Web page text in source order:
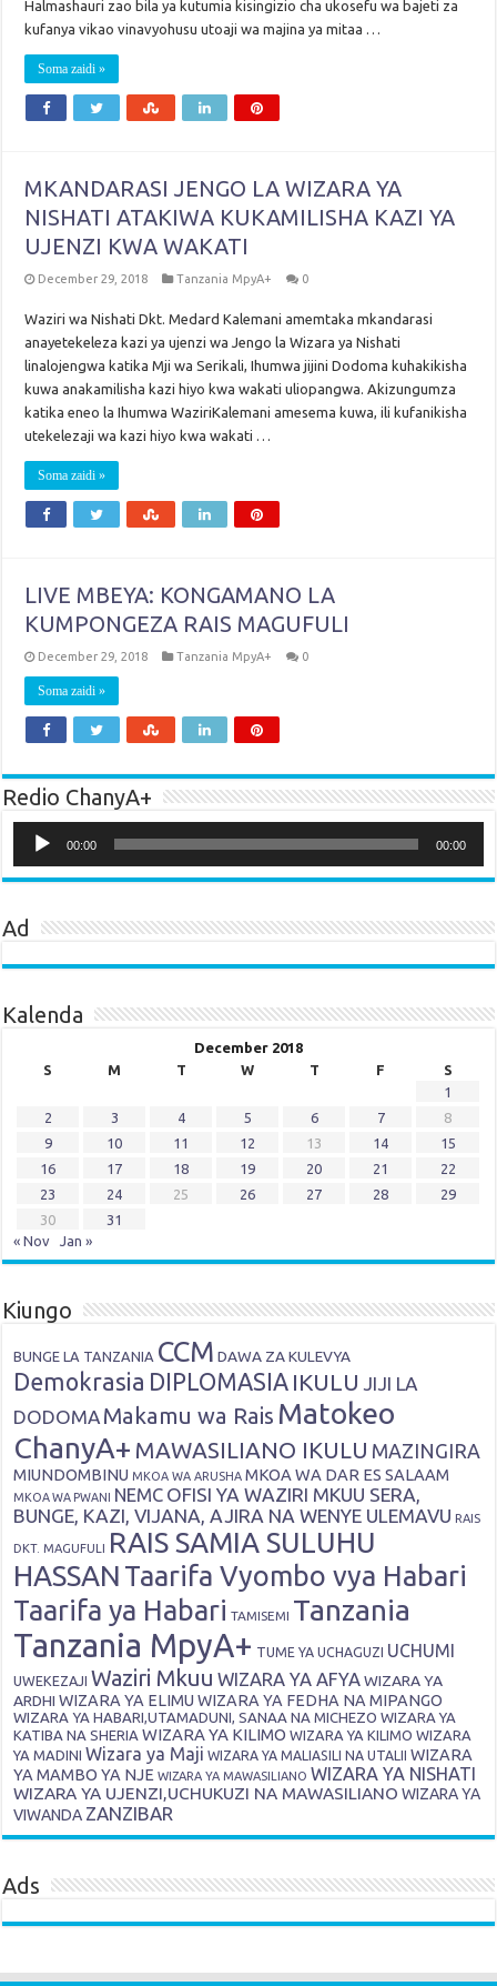
Halmashauri zao bila ya kutumia kisingizio cha ukosefu wa bajeti za
kufanya vikao vinavyohusu utoaji wa majina ya mitaa …
Soma zaidi »
MKANDARASI JENGO LA WIZARA YA
NISHATI ATAKIWA KUKAMILISHA KAZI YA
UJENZI KWA WAKATI
December 29, 2018 Tanzania MpyA+ 0
Waziri wa Nishati Dkt. Medard Kalemani amemtaka mkandarasi
anayetekeleza kazi ya ujenzi wa Jengo la Wizara ya Nishati
linalojengwa katika Mji wa Serikali, Ihumwa jijini Dodoma kuhakikisha
kuwa anakamilisha kazi hiyo kwa wakati uliopangwa. Akizungumza
katika eneo la Ihumwa WaziriKalemani amesema kuwa, ili kufanikisha
utekelezaji wa kazi hiyo kwa wakati …
Soma zaidi »
LIVE MBEYA: KONGAMANO LA
KUMPONGEZA RAIS MAGUFULI
December 29, 2018 Tanzania MpyA+ 0
Soma zaidi »
Redio ChanyA+
Player
00:00 00:00
Ad
Kalenda
December 2018
S
M T W T F
S
1
2
3 4 5 6 7
8
9
10 11 12 13 14
15
16
17 18 19 20 21
22
23
24 25 26 27 28
29
30
31
« Nov
Jan »
Kiungo
BUNGE LA TANZANIA CCM DAWA ZA KULEVYA
Demokrasia DIPLOMASIA IKULU JIJI LA
DODOMA Makamu wa Rais Matokeo
ChanyA+ MAWASILIANO IKULU MAZINGIRA
MIUNDOMBINU MKOA WA ARUSHA MKOA WA DAR ES SALAAM
MKOA WA PWANI NEMC OFISI YA WAZIRI MKUU SERA,
BUNGE, KAZI, VIJANA, AJIRA NA WENYE ULEMAVU RAIS
DKT. MAGUFULI
RAIS SAMIA SULUHU
HASSAN Taarifa Vyombo vya Habari
Taarifa ya Habari TAMISEMI Tanzania
Tanzania MpyA+ TUME YA UCHAGUZI UCHUMI
UWEKEZAJI Waziri Mkuu WIZARA YA AFYA WIZARA YA
ARDHI WIZARA YA ELIMU WIZARA YA FEDHA NA MIPANGO
WIZARA YA HABARI,UTAMADUNI, SANAA NA MICHEZO WIZARA YA
KATIBA NA SHERIA WIZARA YA KILIMO WIZARA YA KILIMO WIZARA
YA MADINI Wizara ya Maji WIZARA YA MALIASILI NA UTALII
WIZARA
YA MAMBO YA NJE WIZARA YA MAWASILIANO WIZARA YA NISHATI
WIZARA YA UJENZI,UCHUKUZI NA MAWASILIANO WIZARA YA
VIWANDA ZANZIBAR
Ads